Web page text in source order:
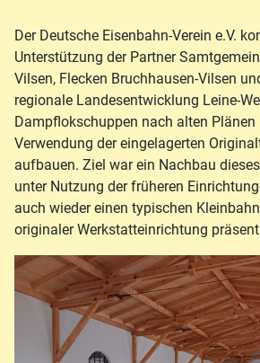
Der Deutsche Eisenbahn-Verein e.V.
Unterstützung der Partner
Vilsen, Flecken Bruchhausen-Vilsen
regionale Landesentwicklung Leine-
Dampflokschuppen nach alten Plänen
Verwendung der eingelagerten
aufbauen. Ziel war ein Nachbau
unter Nutzung der früheren
auch wieder einen typischen
originaler Werkstatteinrichtung